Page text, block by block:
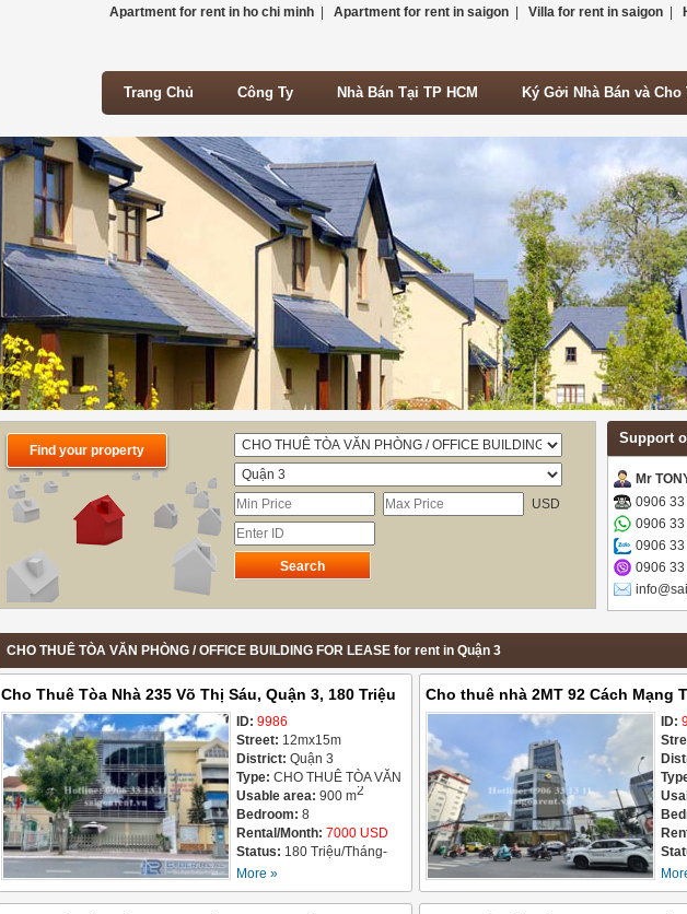
Apartment for rent in ho chi minh Apartment for rent in saigon Villa for rent in saigon
Trang Chủ
Trang Chủ
Công Ty
Công Ty
Nhà Bán Tại TP HCM
Nhà Bán Tại TP HCM
Ký Gởi Nhà Bán và Cho
Ký Gởi Nhà Bán và Cho
Find your property
USD
Support
Mr
0906 33
0906 33
0906 33
0906 33
CHO THUÊ TÒA VĂN PHÒNG / OFFICE BUILDING FOR LEASE for rent in Quận 3
Cho Thuê Tòa Nhà 235 Võ Thị Sáu, Quận 3, 180 Triệu
ID: 9986
Street: 12mx15m
District: Quận 3
Type: CHO THUÊ TÒA VĂN
PHÒNG / OFFICE
BUILDING FOR LEASE
Usable area: 900 m2
Bedroom: 8
Rental/Month: 7000 USD
Status: 180 Triệu/Tháng-
12/05/2026
More »
Cho thuê nhà 2MT 92 Cách Mạng
ID:
26/